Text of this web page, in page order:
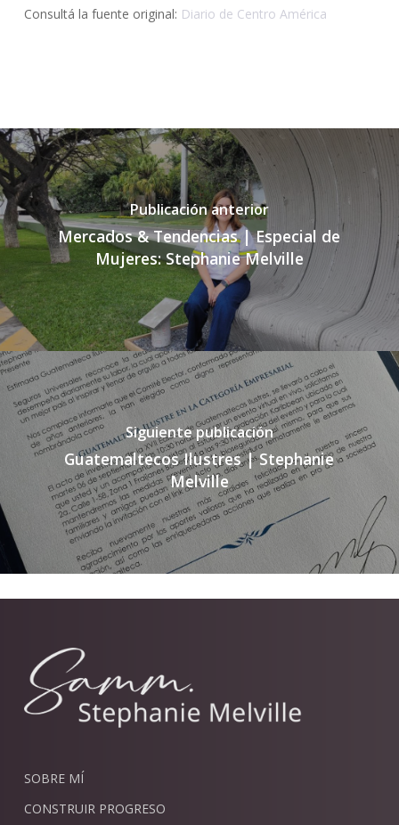
Consultá la fuente original: Diario de Centro América
Publicación anterior
Mercados & Tendencias | Especial de
Mujeres: Stephanie Melville
Siguiente publicación
Guatemaltecos Ilustres | Stephanie
Melville
SOBRE MÍ
CONSTRUIR PROGRESO